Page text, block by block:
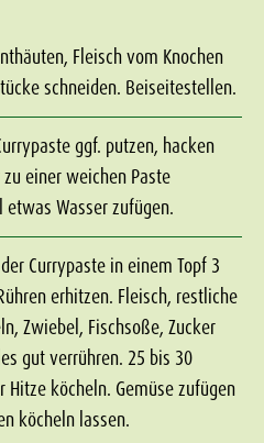
Fleisch vom Knochen
schneiden. Beiseitestellen.
ggf. putzen, hacken
einer weichen Paste
Wasser zufügen.
Currypaste in einem Topf 3
erhitzen. Fleisch, restliche
Zwiebel, Fischsoße, Zucker
gut verrühren. 25 bis 30
köcheln. Gemüse zufügen
köcheln lassen.